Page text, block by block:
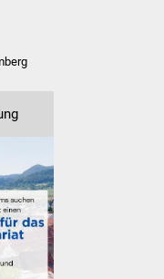
von Angehörigen
/ UV-
(MOBS)